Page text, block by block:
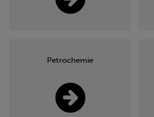
Petrochemie